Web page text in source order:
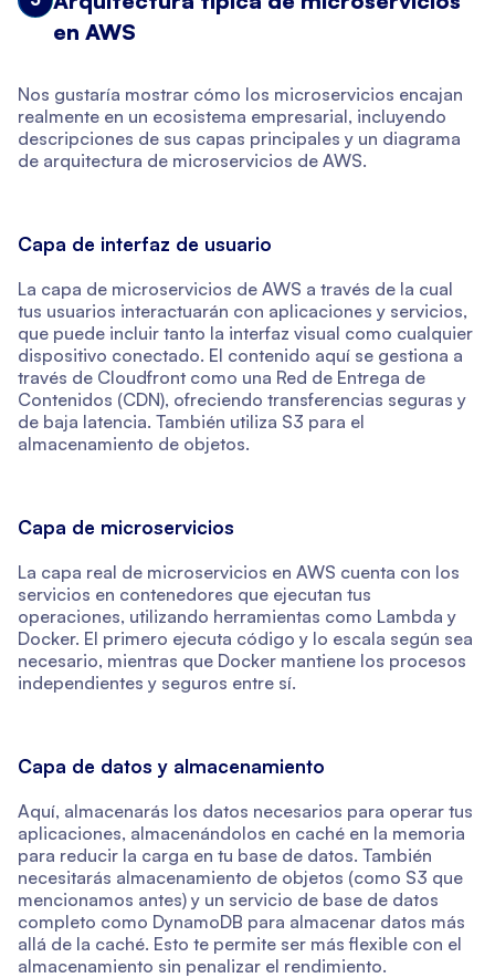
en AWS
Nos gustaría mostrar cómo los microservicios encajan
realmente en un ecosistema empresarial, incluyendo
descripciones de sus capas principales y un diagrama
de arquitectura de microservicios de AWS.
Capa de interfaz de usuario
La capa de microservicios de AWS a través de la cual
tus usuarios interactuarán con aplicaciones y servicios,
que puede incluir tanto la interfaz visual como cualquier
dispositivo conectado. El contenido aquí se gestiona a
través de Cloudfront como una Red de Entrega de
Contenidos (CDN), ofreciendo transferencias seguras y
de baja latencia. También utiliza S3 para el
almacenamiento de objetos.
Capa de microservicios
La capa real de microservicios en AWS cuenta con los
servicios en contenedores que ejecutan tus
operaciones, utilizando herramientas como Lambda y
Docker. El primero ejecuta código y lo escala según sea
necesario, mientras que Docker mantiene los procesos
independientes y seguros entre sí.
Capa de datos y almacenamiento
Aquí, almacenarás los datos necesarios para operar tus
aplicaciones, almacenándolos en caché en la memoria
para reducir la carga en tu base de datos. También
necesitarás almacenamiento de objetos (como S3 que
mencionamos antes) y un servicio de base de datos
completo como DynamoDB para almacenar datos más
allá de la caché. Esto te permite ser más flexible con el
almacenamiento sin penalizar el rendimiento.